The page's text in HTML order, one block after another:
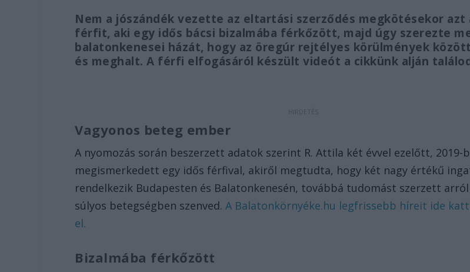
Nem a jószándék vezette az eltartási szerződés megkötésekor azt
férfit, aki egy idős bácsi bizalmába férkőzött, majd úgy szerezte
balatonkenesei házát, hogy az öregúr rejtélyes körülmények
és meghalt. A férfi elfogásáról készült videót a cikkünk alján
Vagyonos beteg ember
A nyomozás során beszerzett adatok szerint R. Attila két évvel ezelőtt, 2019-
megismerkedett egy idős férfival, akiről megtudta, hogy két nagy értékű
rendelkezik Budapesten és Balatonkenesén, továbbá tudomást szerzett
súlyos betegségben szenved.A Balatonkörnyéke.hu legfrissebb híreit ide
el.
Bizalmába férkőzött